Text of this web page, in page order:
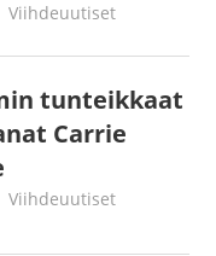
Juha Kaunisto
Viihdeuutiset
tunteikkaat
Carrie
Juha Kaunisto
Viihdeuutiset